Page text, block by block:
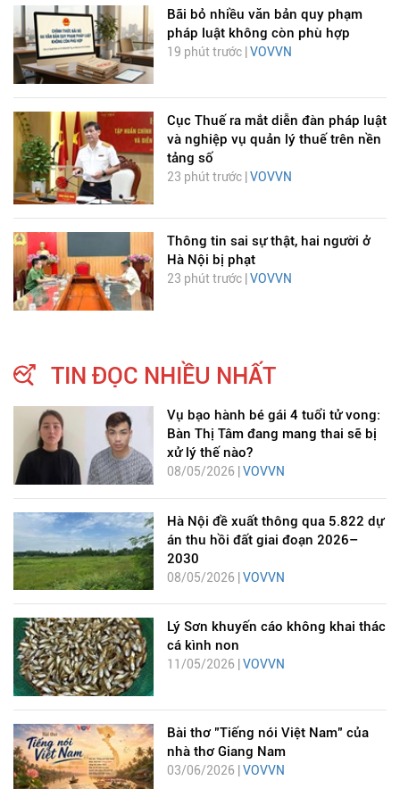
Bãi bỏ nhiều văn bản quy phạm
pháp luật không còn phù hợp
19 phút trước | VOVVN
Cục Thuế ra mắt diễn đàn pháp luật
và nghiệp vụ quản lý thuế trên nền
tảng số
23 phút trước | VOVVN
Thông tin sai sự thật, hai người ở
Hà Nội bị phạt
23 phút trước | VOVVN
TIN ĐỌC NHIỀU NHẤT
Vụ bạo hành bé gái 4 tuổi tử vong:
Bàn Thị Tâm đang mang thai sẽ bị
xử lý thế nào?
08/05/2026 | VOVVN
Hà Nội đề xuất thông qua 5.822 dự
án thu hồi đất giai đoạn 2026–
2030
08/05/2026 |VOVVN
Lý Sơn khuyến cáo không khai thác
cá kình non
11/05/2026 | VOVVN
Bài thơ "Tiếng nói Việt Nam" của
nhà thơ Giang Nam
03/06/2026 | VOVVN